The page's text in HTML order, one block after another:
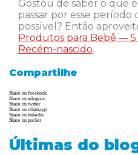
Gostou de saber o que
passar por esse período
possível? Então
Produtos para Bebê —
Recém-nascido.
Compartilhe
Share on facebook
Share on telegram
Share on twitter
Share on whatsapp
Share on linkedin
Share on pocket
Últimas do